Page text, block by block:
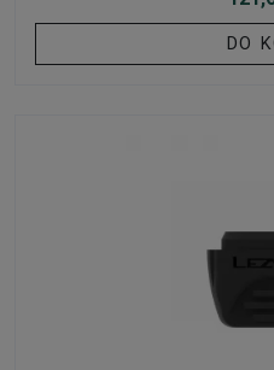
DO